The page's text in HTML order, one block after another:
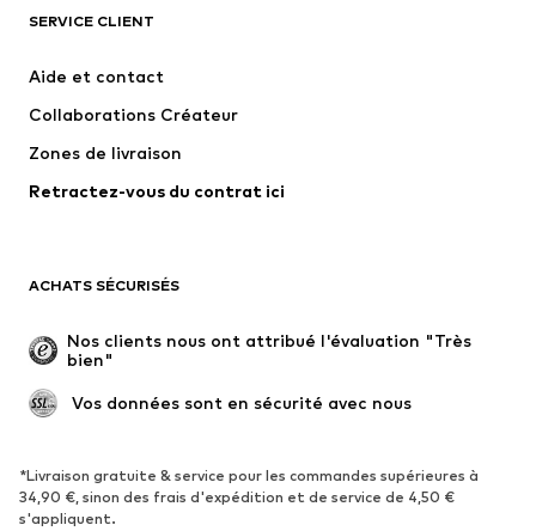
T-shirts et polos
Pantalons
Sous-vêtements
Costumes et vestes classiques
Maillots de bain
Grandes tailles
Nouveautés
Boots et bottes
Baskets
SPORT
SERVICE CLIENT
Aide et contact
Collaborations Créateur
Zones de livraison
Retractez-vous du contrat ici
ACHATS SÉCURISÉS
Nos clients nous ont attribué l'évaluation "Très
bien"
Vos données sont en sécurité avec nous
*Livraison gratuite & service pour les commandes supérieures à
34,90 €, sinon des frais d'expédition et de service de 4,50 €
s'appliquent.